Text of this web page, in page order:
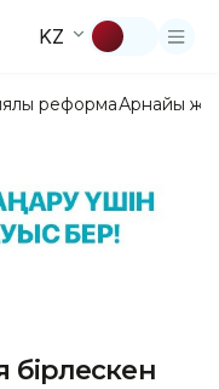
KZ
реформаАрнайы
бірлескен